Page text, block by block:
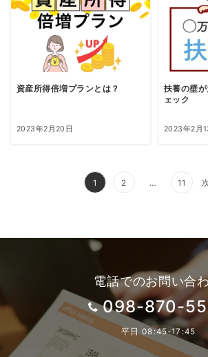
資産所得倍増プランとは？
2023年2月20日
扶養の壁
ェック
2023年2月
送
り
1 2 … 11
電話でのお問い合
098-870-
平日 08:45-17:45